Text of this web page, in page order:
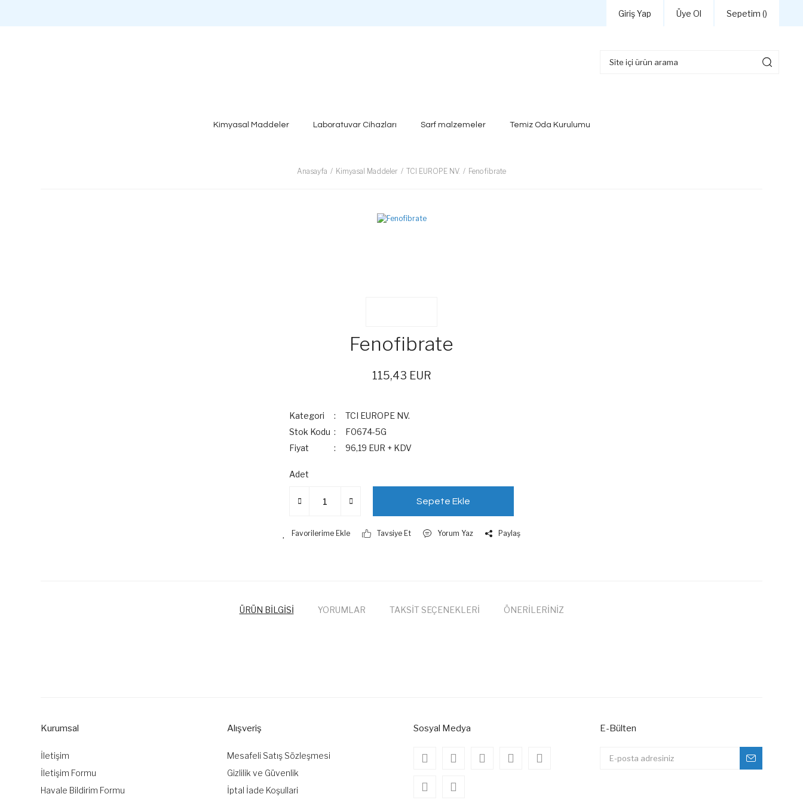
Giriş Yap Üye Ol Sepetim ()
Kimyasal Maddeler Laboratuvar Cihazları Sarf malzemeler Temiz Oda Kurulumu
Anasayfa Kimyasal Maddeler TCI EUROPE NV. Fenofibrate
Fenofibrate
115,43 EUR
Kategori
TCI EUROPE NV.
Stok Kodu
F0674-5G
Fiyat
96,19 EUR + KDV
Adet
Sepete Ekle
Tavsiye Et Yorum Yaz Paylaş
ÜRÜN BİLGİSİ YORUMLAR TAKSİT SEÇENEKLERİ ÖNERİLERİNİZ
Ürün bilgilerinde hatalar bulunuyor.
Bu ürüne benzer farklı alternatifler olmalı.
Kurumsal
İletişim
İletişim Formu
Havale Bildirim Formu
Alışveriş
Mesafeli Satış Sözleşmesi
Gizlilik ve Güvenlik
İptal İade Koşullari
Sosyal Medya E-Bülten